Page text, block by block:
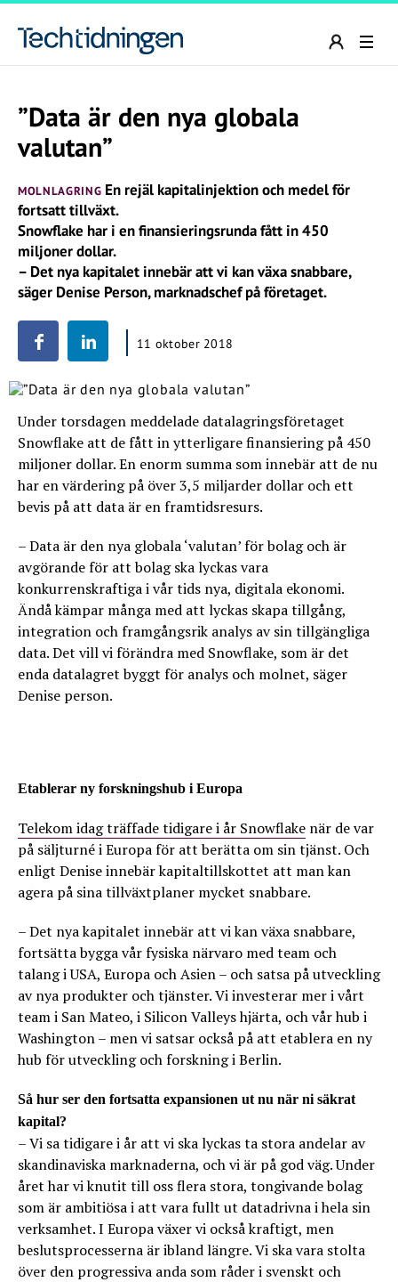
”Data är den nya globala
valutan”
MOLNLAGRING En rejäl kapitalinjektion och medel för
fortsatt tillväxt.
Snowflake har i en finansieringsrunda fått in 450
miljoner dollar.
– Det nya kapitalet innebär att vi kan växa snabbare,
säger Denise Person, marknadschef på företaget.
11 oktober 2018
Under torsdagen meddelade datalagringsföretaget
Snowflake att de fått in ytterligare finansiering på 450
miljoner dollar. En enorm summa som innebär att de nu
har en värdering på över 3,5 miljarder dollar och ett
bevis på att data är en framtidsresurs.
– Data är den nya globala ‘valutan’ för bolag och är
avgörande för att bolag ska lyckas vara
konkurrenskraftiga i vår tids nya, digitala ekonomi.
Ändå kämpar många med att lyckas skapa tillgång,
integration och framgångsrik analys av sin tillgängliga
data. Det vill vi förändra med Snowflake, som är det
enda datalagret byggt för analys och molnet, säger
Denise person.
Etablerar ny forskningshub i Europa
Telekom idag träffade tidigare i år Snowflake när de var
på säljturné i Europa för att berätta om sin tjänst. Och
enligt Denise innebär kapitaltillskottet att man kan
agera på sina tillväxtplaner mycket snabbare.
– Det nya kapitalet innebär att vi kan växa snabbare,
fortsätta bygga vår fysiska närvaro med team och
talang i USA, Europa och Asien – och satsa på utveckling
av nya produkter och tjänster. Vi investerar mer i vårt
team i San Mateo, i Silicon Valleys hjärta, och vår hub i
Washington – men vi satsar också på att etablera en ny
hub för utveckling och forskning i Berlin.
Så hur ser den fortsatta expansionen ut nu när ni säkrat
kapital?
– Vi sa tidigare i år att vi ska lyckas ta stora andelar av
skandinaviska marknaderna, och vi är på god väg. Under
året har vi knutit till oss flera stora, tongivande bolag
som är ambitiösa i att vara fullt ut datadrivna i hela sin
verksamhet. I Europa växer vi också kraftigt, men
beslutsprocesserna är ibland längre. Vi ska vara stolta
över den progressiva anda som råder i svenskt och